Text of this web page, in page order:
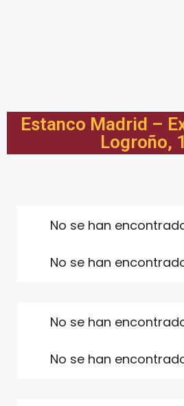
Estanco Madrid –
Logroño,
No se han
No se han
No se han
No se han